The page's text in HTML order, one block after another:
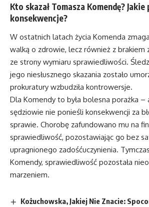
Kto skazał Tomasza Komendę? Jakie
konsekwencje?
W ostatnich latach życia Komenda
walką o zdrowie, lecz również z brakiem
ze strony wymiaru sprawiedliwości.
jego niesłusznego skazania zostało
prokuratury wzbudziła kontrowersje.
Dla Komendy to była bolesna porażka –
sędziowie nie ponieśli konsekwencji za
sprawie. Chorobę zafundowano mu na
sprawiedliwość, pozostawiając go bez
upragnionego zadośćuczynienia.
Komendy, sprawiedliwość pozostała
marzeniem.
Kożuchowska, Jakiej Nie Znacie: